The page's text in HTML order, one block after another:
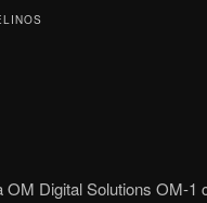
Digital Solutions OM-1